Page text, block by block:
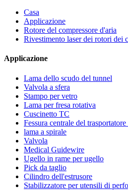
Casa
Applicazione
Rotore del compressore d'aria
Rivestimento laser dei rotori dei
Applicazione
Lama dello scudo del tunnel
Valvola a sfera
Stampo per vetro
Lama per fresa rotativa
Cuscinetto TC
Fessura centrale del
lama a spirale
Valvola
Medical Guidewire
Ugello in rame per ugello
Pick da taglio
Cilindro dell'estrusore
Stabilizzatore per utensili di